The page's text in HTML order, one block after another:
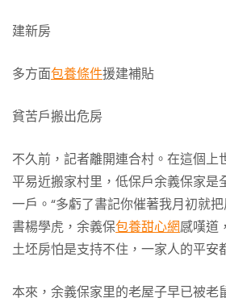
建新房
多方面包養條件援建補貼
貧苦戶搬出危房
不久前，記者離開連合村。在這個
平易近搬家村里，低保戶余義保家是
一戶。“多虧了書記你催著我月初就
書楊學虎，余義保包養甜心網感嘆道
土坯房怕是支持不住，一家人的平安
本來，余義保家里的老屋子早已被老